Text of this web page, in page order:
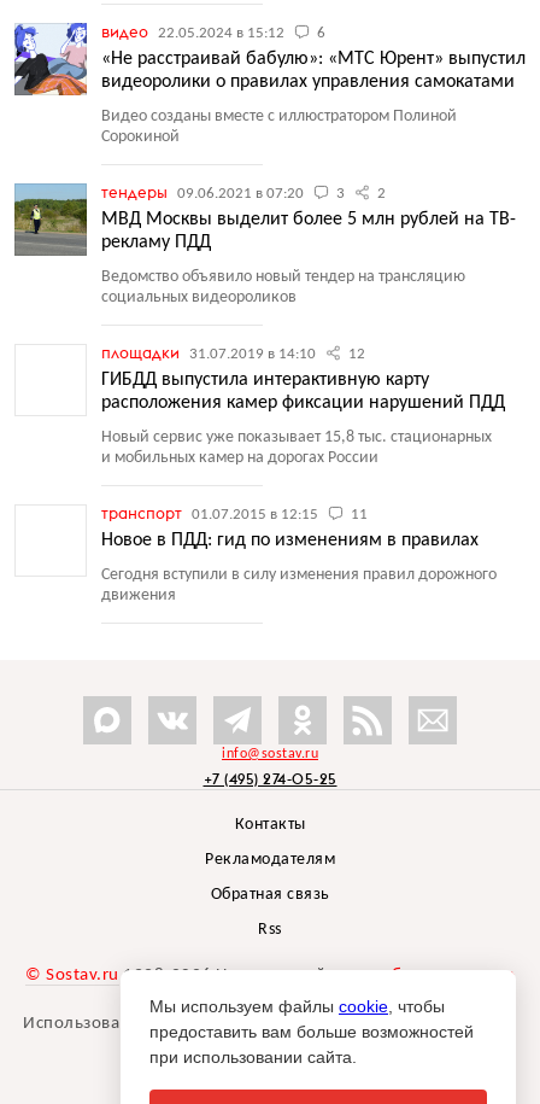
видео 22.05.2024 в 15:12 6
«Не расстраивай бабулю»: «МТС Юрент» выпустил
видеоролики о правилах управления самокатами
Видео созданы вместе с иллюстратором Полиной
Сорокиной
тендеры 09.06.2021 в 07:20 3 2
МВД Москвы выделит более 5 млн рублей на ТВ-
рекламу ПДД
Ведомство объявило новый тендер на трансляцию
социальных видеороликов
площадки 31.07.2019 в 14:10 12
ГИБДД выпустила интерактивную карту
расположения камер фиксации нарушений ПДД
Новый сервис уже показывает 15,8 тыс. стационарных
и мобильных камер на дорогах России
транспорт 01.07.2015 в 12:15 11
Новое в ПДД: гид по изменениям в правилах
Сегодня вступили в силу изменения правил дорожного
движения
info@sostav.ru
+7 (495) 274-05-25
Контакты
Рекламодателям
Обратная связь
Rss
© Sostav.ru 1998-2026 Независимый проектбрендингового
агентства Depot
Использование материалов Sostav.ru допустимо только при
указании источника.
Мы используем файлы cookie , чтобы
предоставить вам больше возможностей
при использовании сайта.